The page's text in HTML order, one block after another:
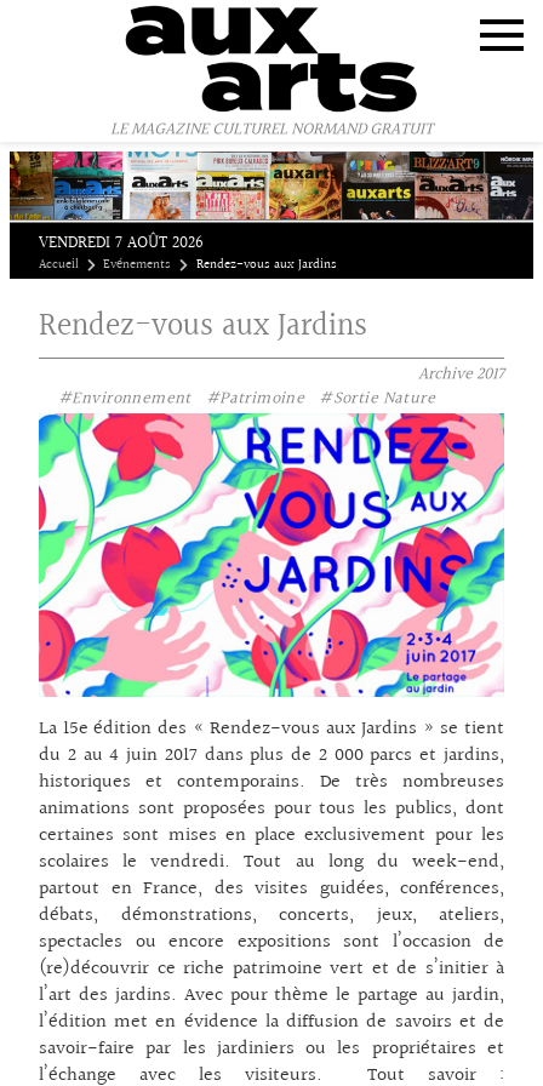
LE MAGAZINE CULTUREL NORMAND GRATUIT
VENDREDI 7 AOÛT 2026
Accueil Evénements Rendez-vous aux Jardins
Rendez-vous aux Jardins
Archive2017
#Environnement
#Patrimoine #Sortie Nature
La 15e édition des « Rendez-vous aux Jardins » se tient
du 2 au 4 juin 2017 dans plus de 2 000 parcs et jardins,
historiques et contemporains. De très nombreuses
animations sont proposées pour tous les publics, dont
certaines sont mises en place exclusivement pour les
scolaires le vendredi. Tout au long du week-end,
partout en France, des visites guidées, conférences,
débats, démonstrations, concerts, jeux, ateliers,
spectacles ou encore expositions sont l’occasion de
(re)découvrir ce riche patrimoine vert et de s’initier à
l’art des jardins. Avec pour thème le partage au jardin,
l’édition met en évidence la diffusion de savoirs et de
savoir-faire par les jardiniers ou les propriétaires et
l’échange avec les visiteurs. Tout savoir :
Panneau de gestion des cookies